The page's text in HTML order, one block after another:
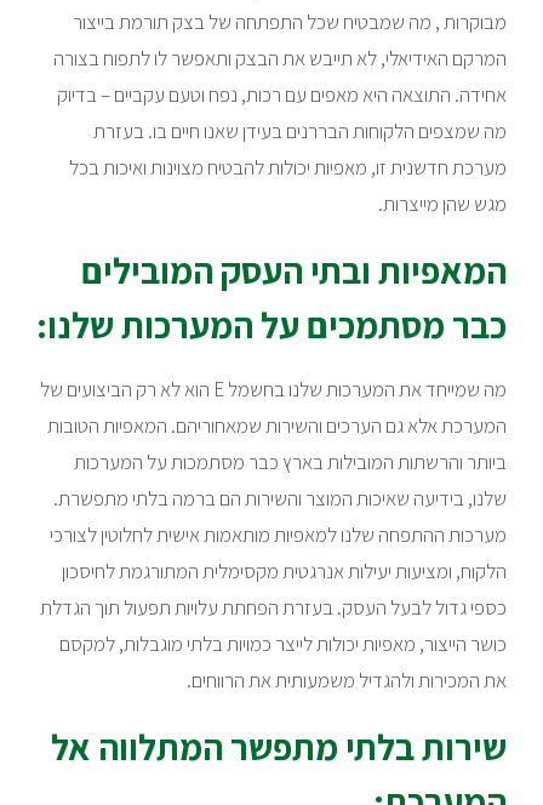
מבוקרות , מה שמבטיח שכל התפתחה של בצק תורמת בייצור
המרקם האידיאלי, לא תייבש את הבצק ותאפשר לו לתפוח בצורה
אחידה. התוצאה היא מאפים עם רכות, נפח וטעם עקביים – בדיוק
מה שמצפים הלקוחות הבררנים בעידן שאנו חיים בו. בעזרת
מערכת חדשנית זו, מאפיות יכולות להבטיח מצוינות ואיכות בכל
מגש שהן מייצרות.
המאפיות ובתי העסק המובילים
כבר מסתמכים על המערכות שלנו:
מה שמייחד את המערכות שלנו בחשמל E הוא לא רק הביצועים של
המערכת אלא גם הערכים והשירות שמאחוריהם. המאפיות הטובות
ביותר והרשתות המובילות בארץ כבר מסתמכות על המערכות
שלנו, בידיעה שאיכות המוצר והשירות הם ברמה בלתי מתפשרת.
מערכות ההתפחה שלנו למאפיות מותאמות אישית לחלוטין לצורכי
הלקוח, ומציעות יעילות אנרגטית מקסימלית המתורגמת לחיסכון
כספי גדול לבעל העסק. בעזרת הפחתת עלויות תפעול תוך הגדלת
כושר הייצור, מאפיות יכולות לייצר כמויות בלתי מוגבלות, למקסם
את המכירות ולהגדיל משמעותית את הרווחים.
שירות בלתי מתפשר המתלווה אל